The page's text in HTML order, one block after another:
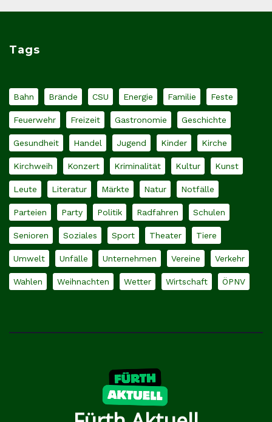
Tags
Bahn Brände CSU Energie Familie Feste
Feuerwehr Freizeit Gastronomie Geschichte
Gesundheit Handel Jugend Kinder Kirche
Kirchweih Konzert Kriminalität Kultur Kunst
Leute Literatur Märkte Natur Notfälle
Parteien Party Politik Radfahren Schulen
Senioren Soziales Sport Theater Tiere
Umwelt Unfälle Unternehmen Vereine Verkehr
Wahlen Weihnachten Wetter Wirtschaft ÖPNV